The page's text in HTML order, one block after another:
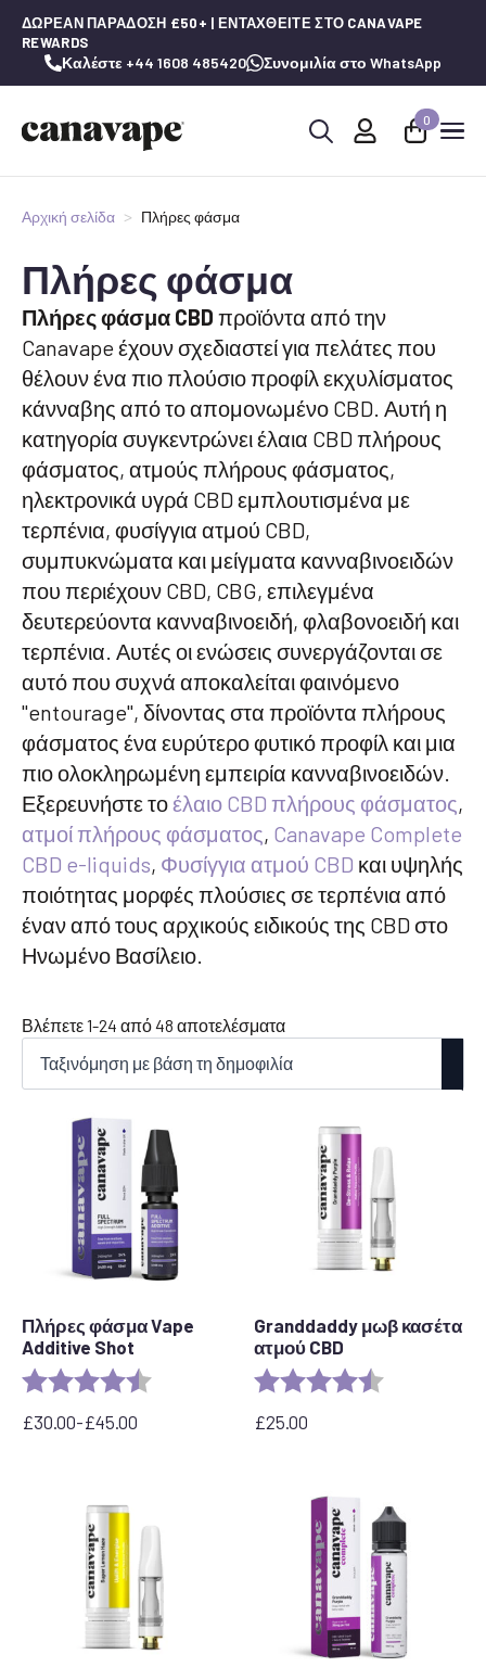
ΔΩΡΕΆΝ ΠΑΡΆΔΟΣΗ £50+ | ΕΝΤΑΧΘΕΊΤΕ ΣΤΟ CANAVAPE
REWARDS
Καλέστε +44 1608 485420 Συνομιλία στο WhatsApp
0
Αρχική σελίδα Πλήρες φάσμα
Πλήρες φάσμα
Πλήρες φάσμα CBD προϊόντα από την
Canavape έχουν σχεδιαστεί για πελάτες που
θέλουν ένα πιο πλούσιο προφίλ εκχυλίσματος
κάνναβης από το απομονωμένο CBD. Αυτή η
κατηγορία συγκεντρώνει έλαια CBD πλήρους
φάσματος, ατμούς πλήρους φάσματος,
ηλεκτρονικά υγρά CBD εμπλουτισμένα με
τερπένια, φυσίγγια ατμού CBD,
συμπυκνώματα και μείγματα κανναβινοειδών
που περιέχουν CBD, CBG, επιλεγμένα
δευτερεύοντα κανναβινοειδή, φλαβονοειδή και
τερπένια. Αυτές οι ενώσεις συνεργάζονται σε
αυτό που συχνά αποκαλείται φαινόμενο
"entourage", δίνοντας στα προϊόντα πλήρους
φάσματος ένα ευρύτερο φυτικό προφίλ και μια
πιο ολοκληρωμένη εμπειρία κανναβινοειδών.
Εξερευνήστε τοέλαιο CBD πλήρους φάσματος,
ατμοί πλήρους φάσματος, Canavape Complete
CBD e-liquids, Φυσίγγια ατμού CBD και υψηλής
ποιότητας μορφές πλούσιες σε τερπένια από
έναν από τους αρχικούς ειδικούς της CBD στο
Ηνωμένο Βασίλειο.
Βλέπετε 1-24 από 48 αποτελέσματαΤαξινόμηση
δημοτικότητα
Πλήρες φάσμα Vape
Additive Shot
Αξιολόγηση: 4,6 από 5 αστέρια
£30.00-£45.00
Εύρος
Granddaddy μωβ κασέτα
ατμού CBD
Αξιολόγηση:
£25.00